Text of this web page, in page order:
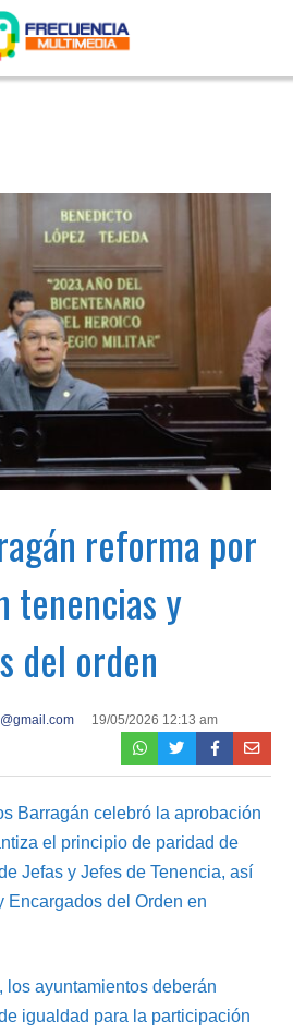
reforma por
tenencias y
del orden
19/05/2026 12:13 am
Barragán celebró la aprobación
el principio de paridad de
Jefas y Jefes de Tenencia, así
Encargados del Orden en
los ayuntamientos deberán
igualdad para la participación